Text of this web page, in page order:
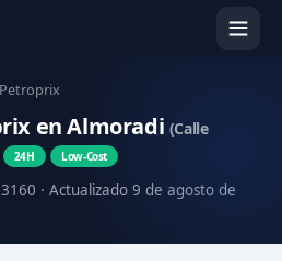
Petroprix
en Almoradi (Calle
24H Low-Cost
· Actualizado 9 de agosto de